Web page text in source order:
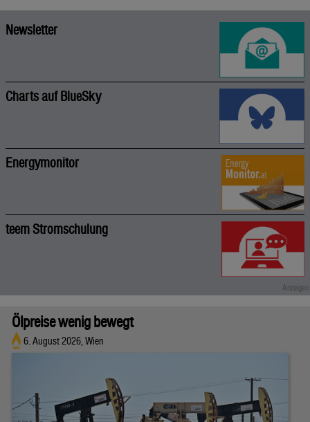
Newsletter
Charts auf BlueSky
Energymonitor
teem Stromschulung
Ölpreise wenig bewegt
6. August 2026, Wien